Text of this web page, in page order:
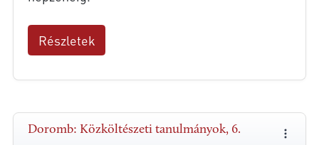
Részletek
Do­romb: Köz­köl­té­sze­ti ta­nul­má­nyok, 6.